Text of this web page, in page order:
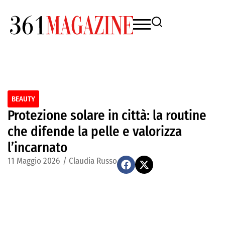
BEAUTY
Protezione solare in città: la routine
che difende la pelle e valorizza
l’incarnato
11 Maggio 2026 / Claudia Russo